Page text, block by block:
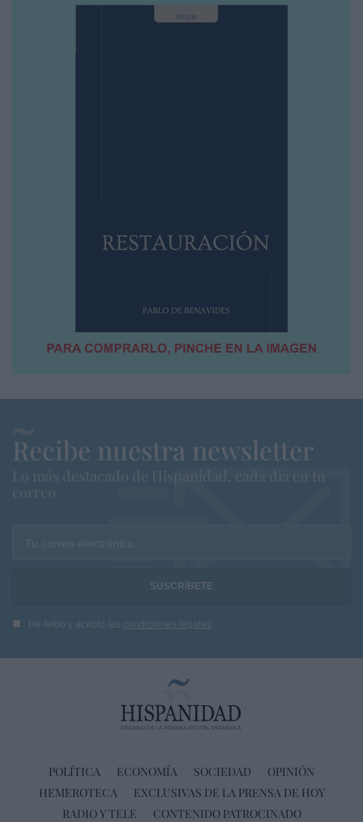
Recibe nuestra newsletter
Lo más destacado de Hispanidad, cada dia en tu
correo
Tu correo electrónico...
He leído y acepto las condiciones legales
POLÍTICA ECONOMÍA SOCIEDAD
OPINIÓN
HEMEROTECA
EXCLUSIVAS DE LA PRENSA DE HOY
RADIO Y TELE
CONTENIDO PATROCINADO